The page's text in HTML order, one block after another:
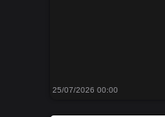
25/07/2026 00:00